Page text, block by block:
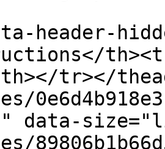
header-
tr></
data-